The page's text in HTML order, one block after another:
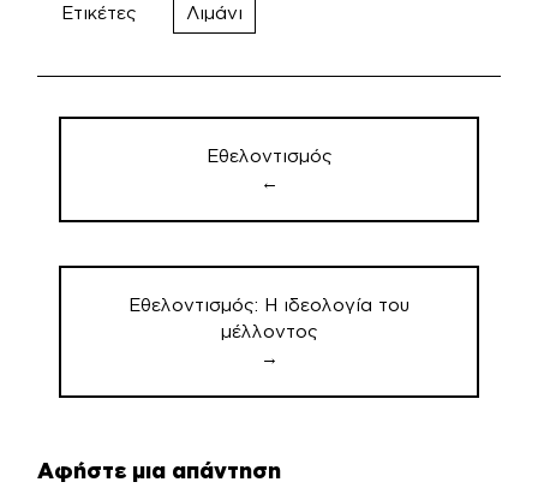
Ετικέτες Λιμάνι
Πλοήγηση
Εθελοντισμός
←
Εθελοντισμός: Η ιδεολογία του
μέλλοντος
→
Αφήστε μια απάντηση